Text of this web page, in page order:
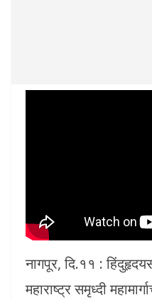
नागपूर, दि.११ :
महाराष्ट्र समृध्दी